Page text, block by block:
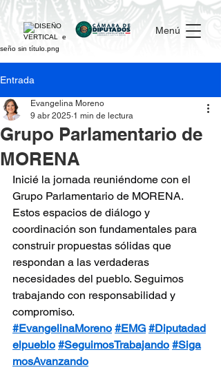
Menú
Entrada
Grupo Parlamentario de
MORENA
Evangelina Moreno
9 abr 2025 1 min de lectura
Inicié la jornada reuniéndome con el
Grupo Parlamentario de MORENA.
Estos espacios de diálogo y
coordinación son fundamentales para
construir propuestas sólidas que
respondan a las verdaderas
necesidades del pueblo. Seguimos
trabajando con responsabilidad y
compromiso.
#EvangelinaMoreno #EMG #Diputadad
elpueblo #SeguimosTrabajando #Siga
mosAvanzando